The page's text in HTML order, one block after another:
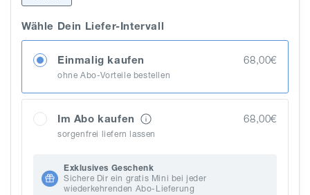
Wähle Dein Liefer-Intervall
Einmalig kaufen
ohne Abo-Vorteile bestellen
68,00€
Im Abo kaufen
sorgenfrei liefern lassen
68,00€
Exklusives Geschenk
Sichere Dir ein gratis Mini bei jeder
wiederkehrenden Abo-Lieferung